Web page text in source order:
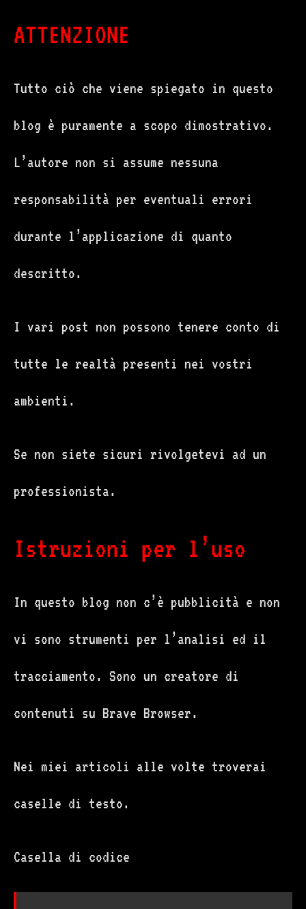
ATTENZIONE
Tutto ciò che viene spiegato in questo
blog è puramente a scopo dimostrativo.
L’autore non si assume nessuna
responsabilità per eventuali errori
durante l’applicazione di quanto
descritto.
I vari post non possono tenere conto di
tutte le realtà presenti nei vostri
ambienti.
Se non siete sicuri rivolgetevi ad un
professionista.
Istruzioni per l’uso
In questo blog non c’è pubblicità e non
vi sono strumenti per l’analisi ed il
tracciamento. Sono un creatore di
contenuti su Brave Browser.
Nei miei articoli alle volte troverai
caselle di testo.
Casella di codice